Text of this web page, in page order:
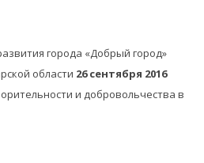
города «Добрый город»
области 26 сентября 2016
и добровольчества в